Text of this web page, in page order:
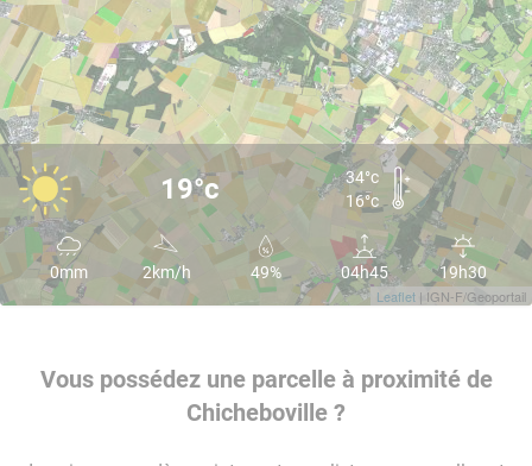
Leaflet | IGN-F/Geoportail
19°c
34°c
16°c
0mm 2km/h 49% 04h45 19h30
Vous possédez une parcelle à proximité de
Chicheboville ?